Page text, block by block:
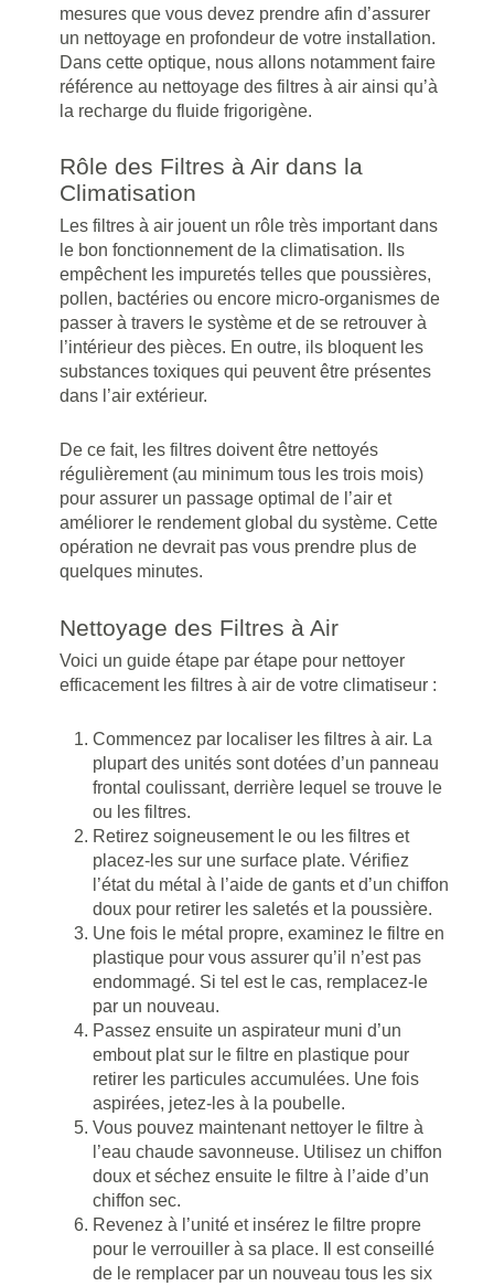
mesures que vous devez prendre afin d’assurer
un nettoyage en profondeur de votre installation.
Dans cette optique, nous allons notamment faire
référence au nettoyage des filtres à air ainsi qu’à
la recharge du fluide frigorigène.
Rôle des Filtres à Air dans la
Climatisation
Les filtres à air jouent un rôle très important dans
le bon fonctionnement de la climatisation. Ils
empêchent les impuretés telles que poussières,
pollen, bactéries ou encore micro-organismes de
passer à travers le système et de se retrouver à
l’intérieur des pièces. En outre, ils bloquent les
substances toxiques qui peuvent être présentes
dans l’air extérieur.
De ce fait, les filtres doivent être nettoyés
régulièrement (au minimum tous les trois mois)
pour assurer un passage optimal de l’air et
améliorer le rendement global du système. Cette
opération ne devrait pas vous prendre plus de
quelques minutes.
Nettoyage des Filtres à Air
Voici un guide étape par étape pour nettoyer
efficacement les filtres à air de votre climatiseur :
Commencez par localiser les filtres à air. La
plupart des unités sont dotées d’un panneau
frontal coulissant, derrière lequel se trouve le
ou les filtres.
Retirez soigneusement le ou les filtres et
placez-les sur une surface plate. Vérifiez
l’état du métal à l’aide de gants et d’un chiffon
doux pour retirer les saletés et la poussière.
Une fois le métal propre, examinez le filtre en
plastique pour vous assurer qu’il n’est pas
endommagé. Si tel est le cas, remplacez-le
par un nouveau.
Passez ensuite un aspirateur muni d’un
embout plat sur le filtre en plastique pour
retirer les particules accumulées. Une fois
aspirées, jetez-les à la poubelle.
Vous pouvez maintenant nettoyer le filtre à
l’eau chaude savonneuse. Utilisez un chiffon
doux et séchez ensuite le filtre à l’aide d’un
chiffon sec.
Revenez à l’unité et insérez le filtre propre
pour le verrouiller à sa place. Il est conseillé
de le remplacer par un nouveau tous les six